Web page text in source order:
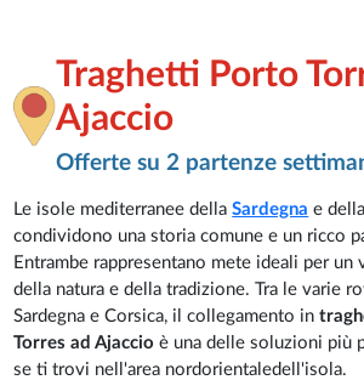
Traghetti Porto
Ajaccio
Offerte su 2 partenze
Le isole mediterranee dellaSardegna e
condividono una storia comune e un ricco
Entrambe rappresentano mete ideali per un
della natura e della tradizione. Tra le varie
Sardegna e Corsica, il collegamento in
Torres ad Ajaccioè una delle soluzioni più
se ti trovi nell'area nordorientaledell'isola.